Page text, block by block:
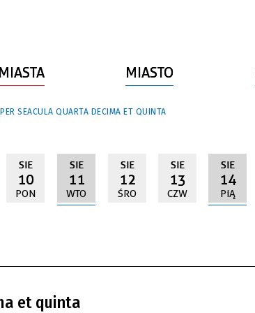
MIASTO
SEACULA QUARTA DECIMA ET QUINTA
SIE
10
PON
SIE
11
WTO
SIE
12
ŚRO
SIE
13
CZW
SIE
14
PIĄ
et quinta